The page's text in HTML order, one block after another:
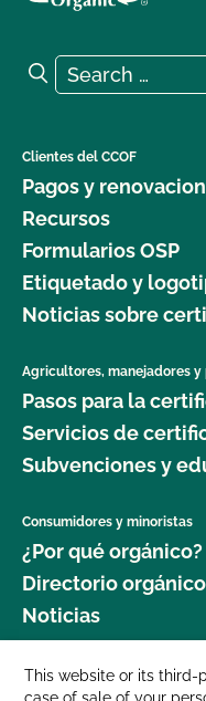
Search for:
Search
Clientes del CCOF
Pagos y
Recursos
Formularios OSP
Etiquetado y
Noticias sobre
Agricultores, manejadores
Pasos para la
Servicios de
Subvenciones y
Consumidores y minoristas
¿Por qué orgánico?
Directorio orgánico
Noticias
Donar
This website or its third-